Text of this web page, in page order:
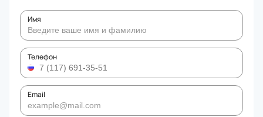
Имя
Телефон
Email